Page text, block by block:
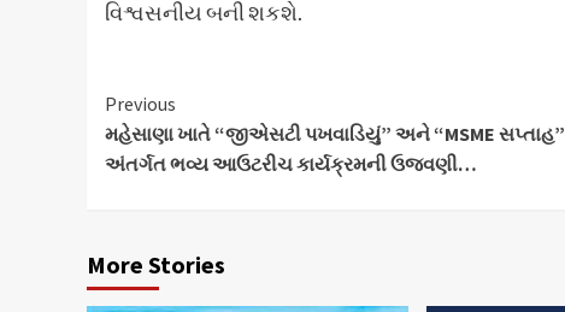
વિશ્વસનીય બની શકશે.
Continue
Reading
Previous
મહેસાણા ખાતે “જીએસટી પખવાડિયું” અને “MSME સપ્તાહ”
અંતર્ગત ભવ્ય આઉટરીચ કાર્યક્રમની ઉજવણી…
More Stories